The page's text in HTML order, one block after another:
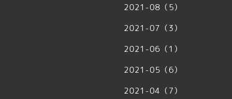
2021-08（5）
2021-07（3）
2021-06（1）
2021-05（6）
2021-04（7）